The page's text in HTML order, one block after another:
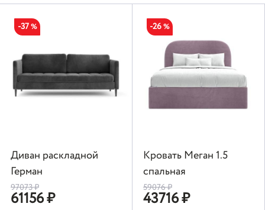
-37 %
Диван раскладной
Герман
97073₽
61156₽
-26%
Кровать Меган 1.5
спальная
59076₽
43716₽